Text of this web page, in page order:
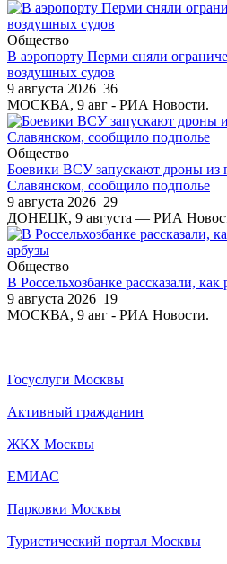
Общество
В аэропорту Перми сняли
воздушных судов
9 августа 2026 36
МОСКВА, 9 авг - РИА Новости.
Общество
Боевики ВСУ запускают дроны из
Славянском, сообщило подполье
9 августа 2026 29
ДОНЕЦК, 9 августа — РИА
Общество
В Россельхозбанке рассказали,
9 августа 2026 19
МОСКВА, 9 авг - РИА Новости.
Госуслуги Москвы
Активный гражданин
ЖКХ Москвы
ЕМИАС
Парковки Москвы
Туристический портал Москвы